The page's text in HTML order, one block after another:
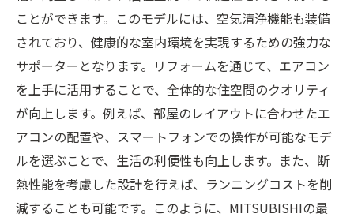
ことができます。このモデルには、空気清浄機能も装備
されており、健康的な室内環境を実現するための強力な
サポーターとなります。リフォームを通じて、エアコン
を上手に活用することで、全体的な住空間のクオリティ
が向上します。例えば、部屋のレイアウトに合わせたエ
アコンの配置や、スマートフォンでの操作が可能なモデ
ルを選ぶことで、生活の利便性も向上します。また、断
熱性能を考慮した設計を行えば、ランニングコストを削
減することも可能です。このように、MITSUBISHIの最